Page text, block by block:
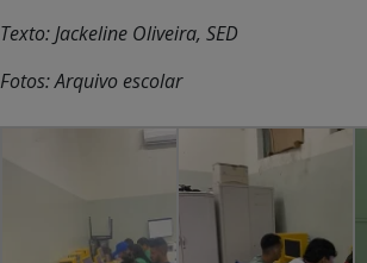
Texto: Jackeline Oliveira, SED
Fotos: Arquivo escolar